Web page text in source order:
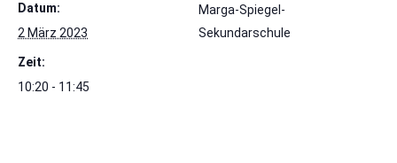
Datum:
2 März 2023
Zeit:
10:20 - 11:45
Marga-Spiegel-
Sekundarschule